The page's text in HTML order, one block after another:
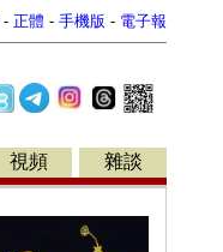
- 正體 - 手機版 - 電子報
視頻 雜談